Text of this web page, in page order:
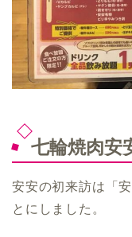
七輪焼肉安
安安の初来訪は「
とにしました。